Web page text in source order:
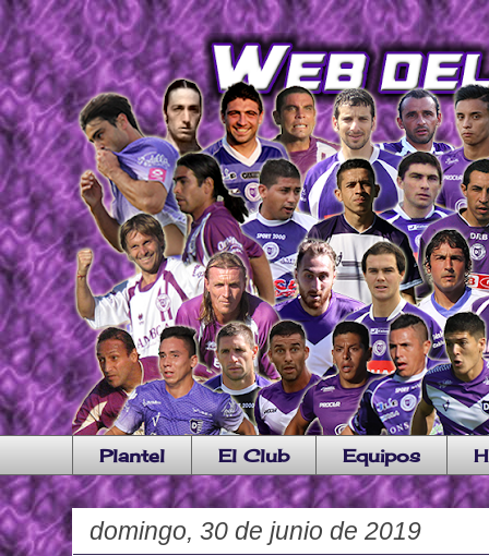
Plantel El Club Equipos
domingo, 30 de junio de 2019